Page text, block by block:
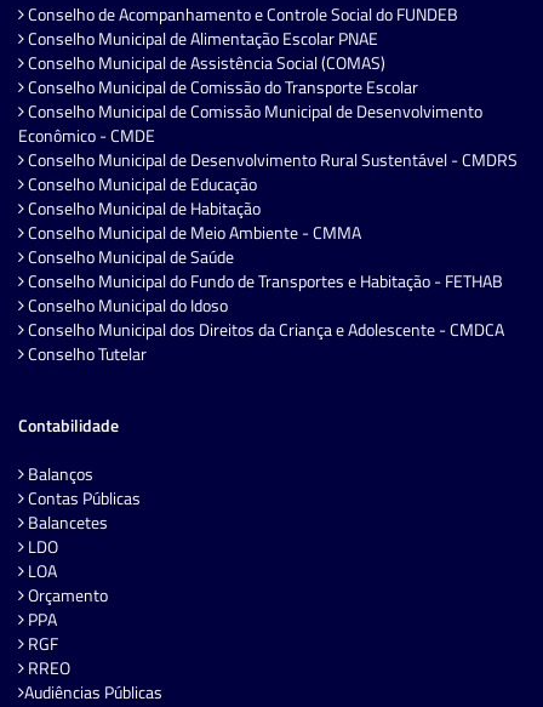
Conselho de Acompanhamento e Controle Social do FUNDEB
Conselho Municipal de Alimentação Escolar PNAE
Conselho Municipal de Assistência Social (COMAS)
Conselho Municipal de Comissão do Transporte Escolar
Conselho Municipal de Comissão Municipal de Desenvolvimento
Econômico - CMDE
Conselho Municipal de Desenvolvimento Rural Sustentável - CMDRS
Conselho Municipal de Educação
Conselho Municipal de Habitação
Conselho Municipal de Meio Ambiente - CMMA
Conselho Municipal de Saúde
Conselho Municipal do Fundo de Transportes e Habitação - FETHAB
Conselho Municipal do Idoso
Conselho Municipal dos Direitos da Criança e Adolescente - CMDCA
Conselho Tutelar
Contabilidade
Balanços
Contas Públicas
Balancetes
LDO
LOA
Orçamento
PPA
RGF
RREO
Audiências Públicas